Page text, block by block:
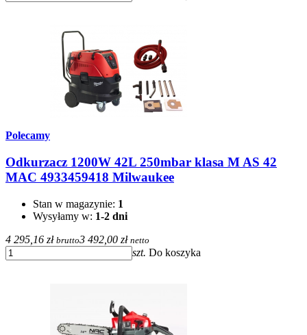
Polecamy
Odkurzacz 1200W 42L 250mbar klasa M AS 42
MAC 4933459418 Milwaukee
Stan w magazynie: 1
Wysyłamy w: 1-2 dni
4 295,16 zł brutto3 492,00 zł netto
szt. Do koszyka